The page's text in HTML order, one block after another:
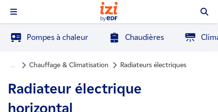
Pompes à chaleur Chaudières
… Chauffage & Climatisation Radiateurs électriques
Radiateur électrique
horizontal